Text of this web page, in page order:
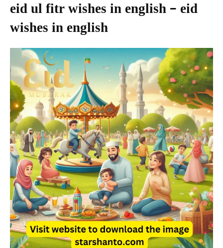
eid ul fitr wishes in english – eid
wishes in english